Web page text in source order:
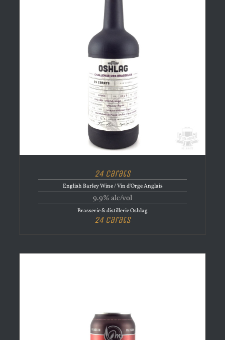
24 Carats
English Barley Wine / Vin d'Orge Anglais
9.9% alc/vol
Brasserie & distillerie Oshlag
24 Carats